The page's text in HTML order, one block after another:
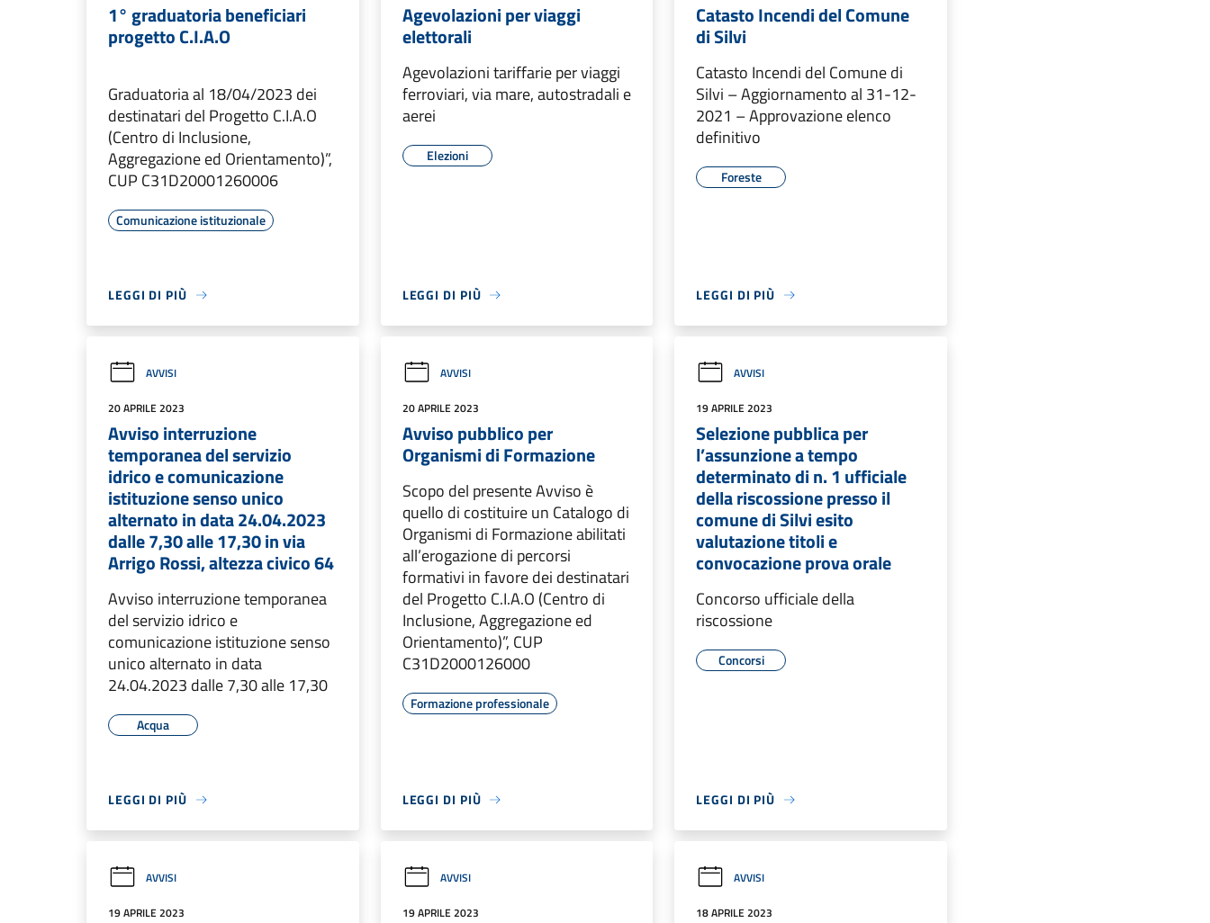
1° graduatoria beneficiari
progetto C.I.A.O
Graduatoria al 18/04/2023 dei
destinatari del Progetto C.I.A.O
(Centro di Inclusione,
Aggregazione ed Orientamento)”,
CUP C31D20001260006
Comunicazione istituzionale
LEGGI DI PIÙ
Agevolazioni per viaggi
elettorali
Agevolazioni tariffarie per viaggi
ferroviari, via mare, autostradali e
aerei
Elezioni
LEGGI DI PIÙ
Catasto Incendi del Comune
di Silvi
Catasto Incendi del Comune di
Silvi – Aggiornamento al 31-12-
2021 – Approvazione elenco
definitivo
Foreste
LEGGI DI PIÙ
AVVISI
20 APRILE 2023
Avviso interruzione
temporanea del servizio
idrico e comunicazione
istituzione senso unico
alternato in data 24.04.2023
dalle 7,30 alle 17,30 in via
Arrigo Rossi, altezza civico 64
Avviso interruzione temporanea
del servizio idrico e
comunicazione istituzione senso
unico alternato in data
24.04.2023 dalle 7,30 alle 17,30
Acqua
LEGGI DI PIÙ
AVVISI
20 APRILE 2023
Avviso pubblico per
Organismi di Formazione
Scopo del presente Avviso è
quello di costituire un Catalogo di
Organismi di Formazione abilitati
all’erogazione di percorsi
formativi in favore dei destinatari
del Progetto C.I.A.O (Centro di
Inclusione, Aggregazione ed
Orientamento)”, CUP
C31D2000126000
Formazione professionale
LEGGI DI PIÙ
AVVISI
19 APRILE 2023
Selezione pubblica per
l’assunzione a tempo
determinato di n. 1 ufficiale
della riscossione presso il
comune di Silvi esito
valutazione titoli e
convocazione prova orale
Concorso ufficiale della
riscossione
Concorsi
LEGGI DI PIÙ
AVVISI
19 APRILE 2023
AVVISI
19 APRILE 2023
AVVISI
18 APRILE 2023